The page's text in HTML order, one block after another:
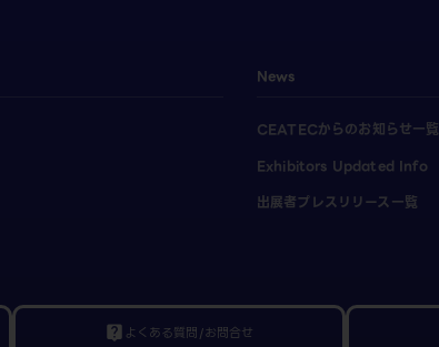
News
CEATECからのお知らせ一覧
Exhibitors Updated Info
出展者プレスリリース一覧
live_help よくある質問/お問合せ